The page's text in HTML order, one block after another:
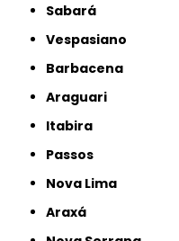
Sabará
Vespasiano
Barbacena
Araguari
Itabira
Passos
Nova Lima
Araxá